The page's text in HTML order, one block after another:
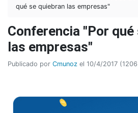
qué se quiebran las empresas"
Conferencia "Por qué
las empresas"
Publicado por Cmunoz el 10/4/2017